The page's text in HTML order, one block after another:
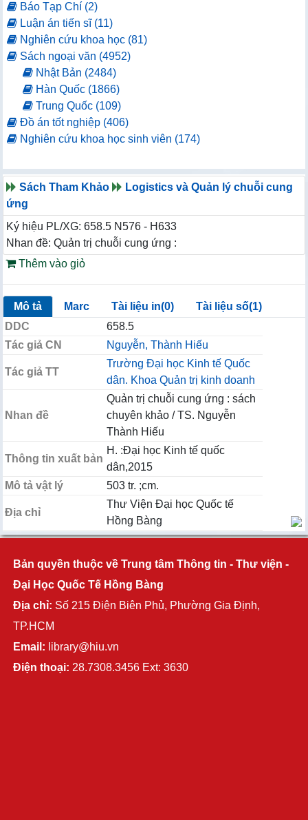
Báo Tạp Chí (2)
Luận án tiến sĩ (11)
Nghiên cứu khoa học (81)
Sách ngoại văn (4952)
Nhật Bản (2484)
Hàn Quốc (1866)
Trung Quốc (109)
Đồ án tốt nghiệp (406)
Nghiên cứu khoa học sinh viên (174)
Sách Tham Khảo
Logistics và Quản lý chuỗi cung
ứng
Ký hiệu PL/XG: 658.5 N576 - H633
Nhan đề: Quản trị chuỗi cung ứng :
Thêm vào giỏ
Mô tả Marc Tài liệu in(0)
Tài liệu số(1)
DDC
658.5
Tác giả CN
Nguyễn, Thành Hiếu
Tác giả TT
Trường Đại học Kinh tế Quốc
dân. Khoa Quản trị kinh doanh
Nhan đề
Quản trị chuỗi cung ứng : sách
chuyên khảo / TS. Nguyễn
Thành Hiếu
Thông tin xuất bản
H. :Đại học Kinh tế quốc
dân,2015
Mô tả vật lý
503 tr. ;cm.
Địa chỉ
Thư Viện Đại học Quốc tế
Hồng Bàng
Bản quyền thuộc về Trung tâm Thông tin - Thư viện -
Đại Học Quốc Tế Hồng Bàng
Địa chỉ: Số 215 Điện Biên Phủ, Phường Gia Định,
TP.HCM
Email: library@hiu.vn
Điện thoại: 28.7308.3456 Ext: 3630